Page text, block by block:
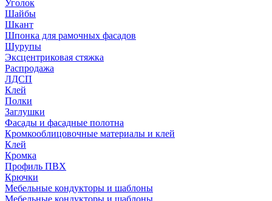
Уголок
Шайбы
Шкант
Шпонка для рамочных фасадов
Шурупы
Эксцентриковая стяжка
Распродажа
ЛДСП
Клей
Полки
Заглушки
Фасады и фасадные полотна
Кромкооблицовочные материалы и клей
Клей
Кромка
Профиль ПВХ
Крючки
Мебельные кондукторы и шаблоны
Мебельные кондукторы и шаблоны